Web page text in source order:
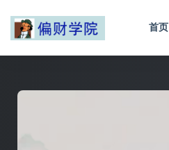
首页